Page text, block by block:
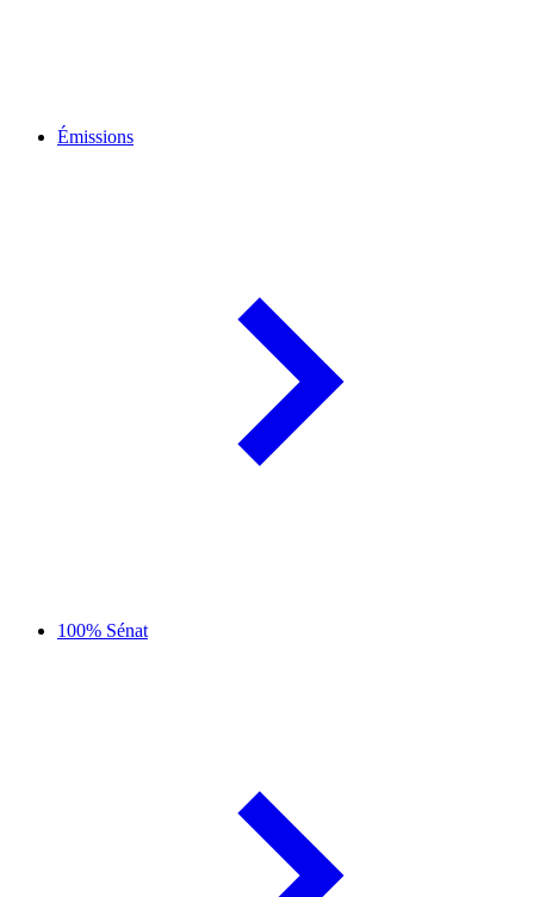
Émissions
100% Sénat